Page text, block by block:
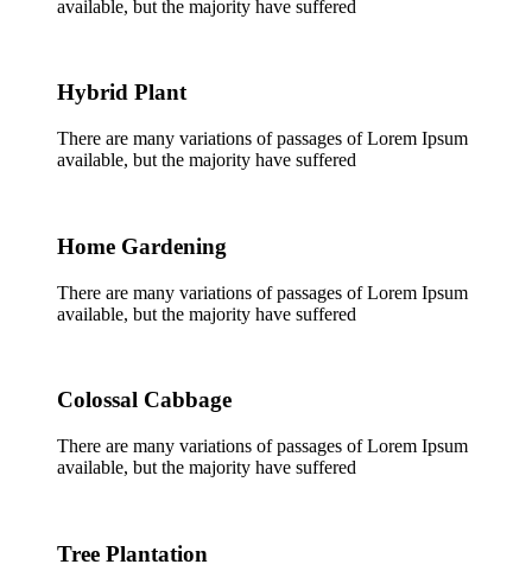
available, but the majority have suffered
Hybrid Plant
There are many variations of passages of Lorem Ipsum
available, but the majority have suffered
Home Gardening
There are many variations of passages of Lorem Ipsum
available, but the majority have suffered
Colossal Cabbage
There are many variations of passages of Lorem Ipsum
available, but the majority have suffered
Tree Plantation